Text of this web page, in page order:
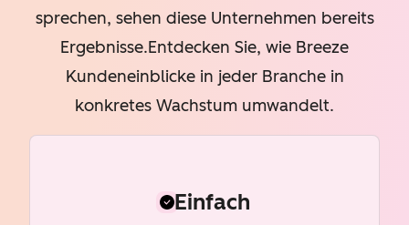
sprechen, sehen diese Unternehmen bereits
Ergebnisse.Entdecken Sie, wie Breeze
Kundeneinblicke in jeder Branche in
konkretes Wachstum umwandelt.
Einfach